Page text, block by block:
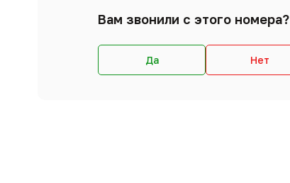
Вам звонили с этого номера?
Да Нет